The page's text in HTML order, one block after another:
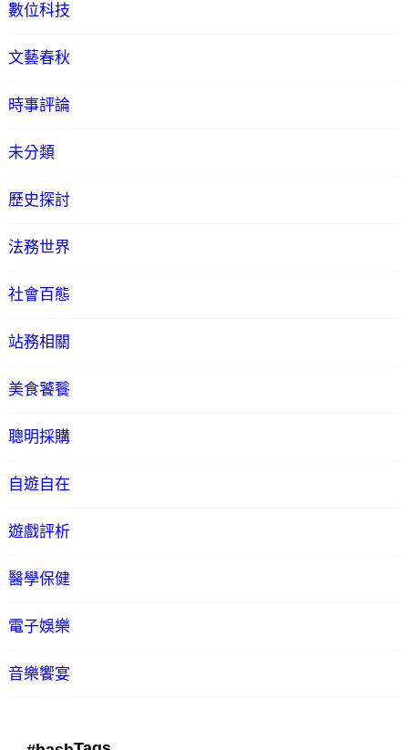
數位科技
文藝春秋
時事評論
未分類
歷史探討
法務世界
社會百態
站務相關
美食饕餮
聰明採購
自遊自在
遊戲評析
醫學保健
電子娛樂
音樂饗宴